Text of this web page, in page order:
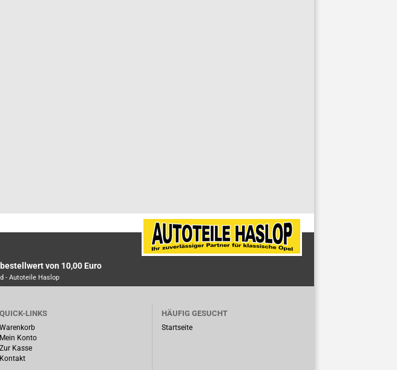
von 10,00 Euro
- Autoteile Haslop
QUICK-LINKS
Warenkorb
Mein Konto
Zur Kasse
Kontakt
HÄUFIG GESUCHT
Startseite